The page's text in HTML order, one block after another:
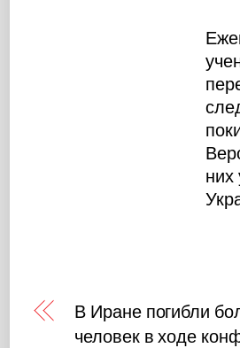
них
В Иране погибли
человек в ходе